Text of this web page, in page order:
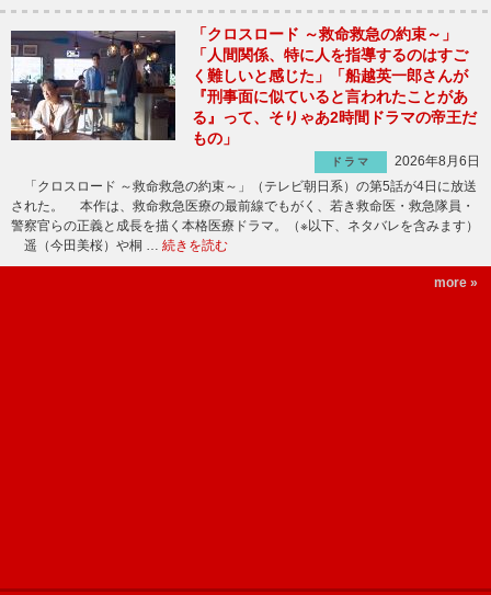
「クロスロード ～救命救急の約束～」
「人間関係、特に人を指導するのはすご
く難しいと感じた」「船越英一郎さんが
『刑事面に似ていると言われたことがあ
る』って、そりゃあ2時間ドラマの帝王だ
もの」
ドラマ
2026年8月6日
「クロスロード ～救命救急の約束～」（テレビ朝日系）の第5話が4日に放送
された。 本作は、救命救急医療の最前線でもがく、若き救命医・救急隊員・
警察官らの正義と成長を描く本格医療ドラマ。（※以下、ネタバレを含みます）
遥（今田美桜）や桐 … 続きを読む
more »